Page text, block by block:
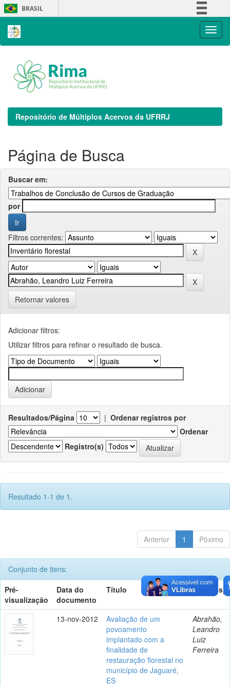
Skip
navigation
BRASIL
Repositório de Múltiplos Acervos da UFRRJ
Página de Busca
Buscar em:
por
Filtros correntes:
Retornar valores
Adicionar filtros:
Utilizar filtros para refinar o resultado de busca.
Resultados/Página | Ordenar registros por
Ordenar
Registro(s)
Resultado 1-1 de 1.
Anterior 1 Póximo
Conjunto de itens:
Pré-
visualização
Data do
documento
Título Autor(es)
13-nov-2012
Avaliação de um
povoamento
implantado com a
finalidade de
restauração florestal no
município de Jaguaré,
ES
Abrahão,
Leandro
Luiz
Ferreira